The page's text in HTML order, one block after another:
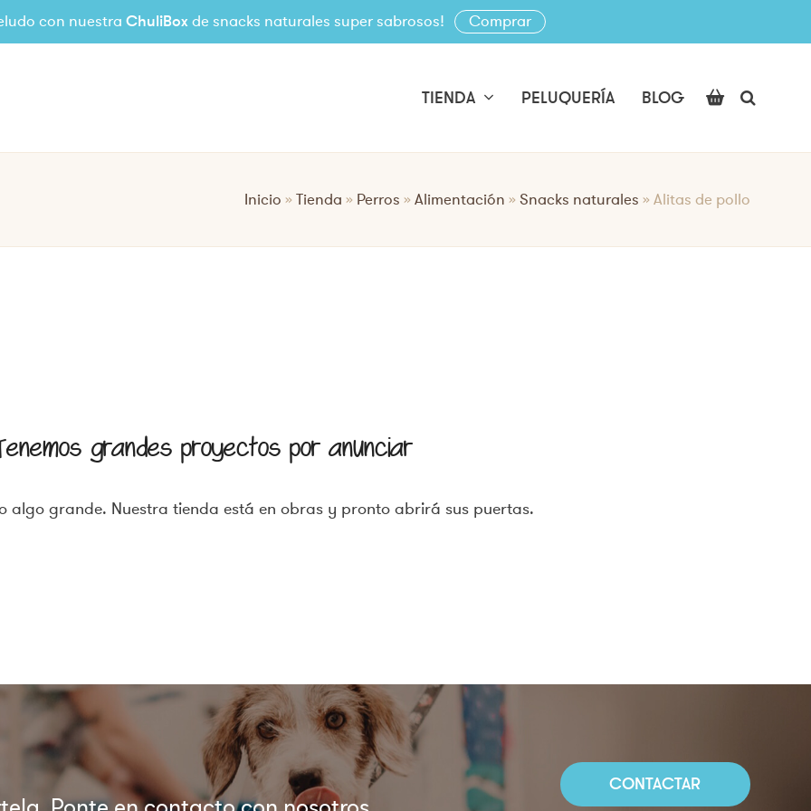
con nuestra ChuliBoxde snacks naturales super sabrosos! Comprar
TIENDA PELUQUERÍA BLOG
Inicio » Tienda » Perros » Alimentación » Snacks naturales » Alitas de pollo
grandes proyectos por anunciar
algo grande. Nuestra tienda está en obras y pronto abrirá sus puertas.
CONTACTAR